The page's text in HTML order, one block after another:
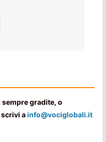
gradite, o
ainfo@vociglobali.it